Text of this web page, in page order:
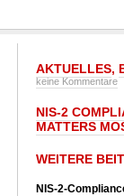
AKTUELLES,
keine Kommentare
NIS-2
MATTERS
WEITERE
NIS-2-